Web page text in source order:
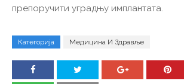
препоручити уградњу имплантата.
Категорија Медицина И Здравље